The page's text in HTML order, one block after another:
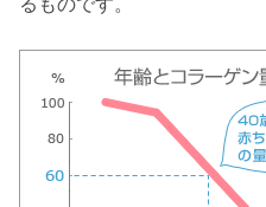
るものです。